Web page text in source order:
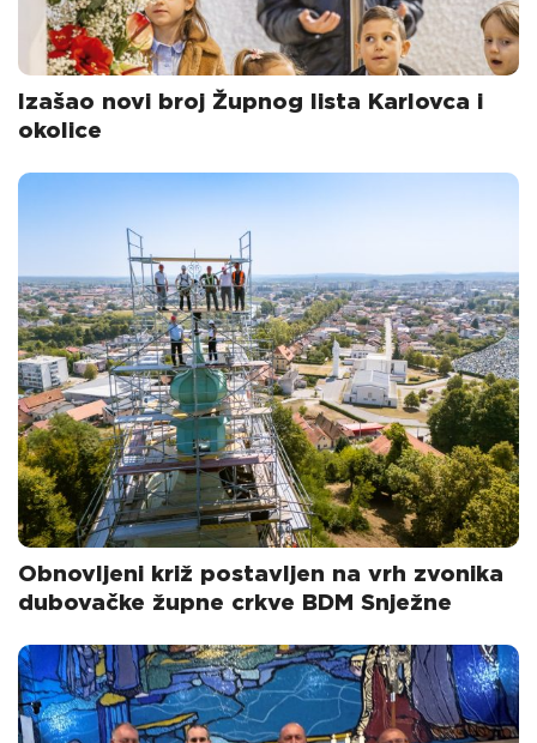
Izašao novi broj Župnog lista Karlovca i
okolice
Obnovljeni križ postavljen na vrh zvonika
dubovačke župne crkve BDM Snježne